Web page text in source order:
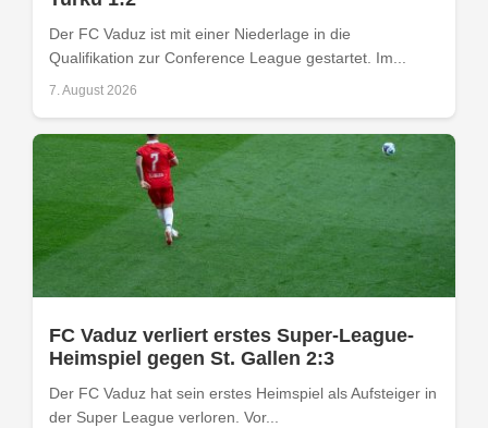
Der FC Vaduz ist mit einer Niederlage in die
Qualifikation zur Conference League gestartet. Im...
7. August 2026
FC Vaduz verliert erstes Super-League-
Heimspiel gegen St. Gallen 2:3
Der FC Vaduz hat sein erstes Heimspiel als Aufsteiger in
der Super League verloren. Vor...